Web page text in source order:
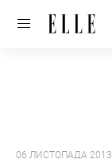
06 ЛИСТОПАДА 2013